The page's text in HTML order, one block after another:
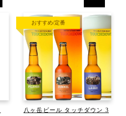
おすすめ/定番
八ヶ岳ビール タッチダウン 3